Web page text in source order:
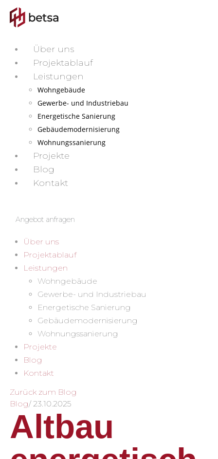
Über uns
Projektablauf
Leistungen
Wohngebäude
Gewerbe- und Industriebau
Energetische Sanierung
Gebäudemodernisierung
Wohnungssanierung
Projekte
Blog
Kontakt
Angebot anfragen
Über uns
Projektablauf
Leistungen
Wohngebäude
Gewerbe- und Industriebau
Energetische Sanierung
Gebäudemodernisierung
Wohnungssanierung
Projekte
Blog
Kontakt
Zurück zum Blog
Blog/ 23.10.2025
Altbau